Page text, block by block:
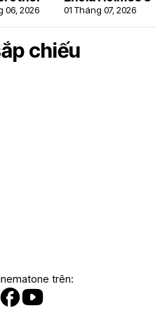
06, 2026 01 Tháng 07, 2026
chiếu
trên: